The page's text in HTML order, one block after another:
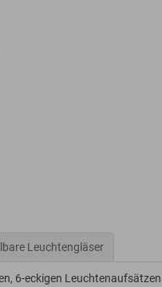
Leuchtengläser
6-eckigen